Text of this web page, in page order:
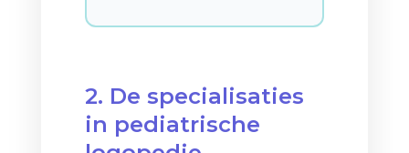
2. De specialisaties
in pediatrische